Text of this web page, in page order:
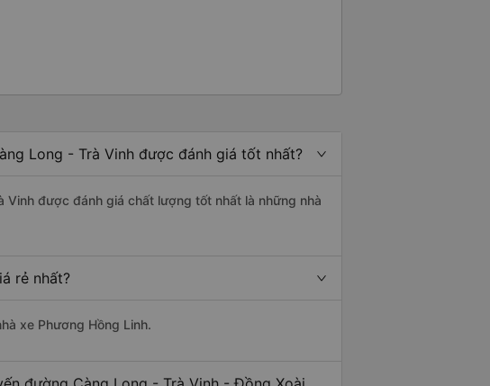
Long - Trà Vinh được đánh giá tốt nhất?
Vinh được đánh giá chất lượng tốt nhất là những nhà
rẻ nhất?
xe Phương Hồng Linh.